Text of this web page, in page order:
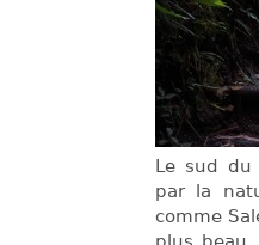
Le sud du
par la
comme
plus